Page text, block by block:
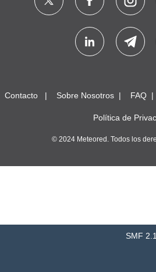
Contacto Sobre Nosotros FAQ
Política de
© 2024 Meteored. Todos los
SMF